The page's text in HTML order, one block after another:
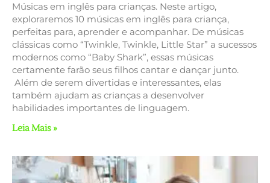
Músicas em inglês para crianças. Neste artigo,
exploraremos 10 músicas em inglês para criança,
perfeitas para, aprender e acompanhar. De músicas
clássicas como “Twinkle, Twinkle, Little Star” a sucessos
modernos como “Baby Shark”, essas músicas
certamente farão seus filhos cantar e dançar junto.
Além de serem divertidas e interessantes, elas
também ajudam as crianças a desenvolver
habilidades importantes de linguagem.
Leia Mais »